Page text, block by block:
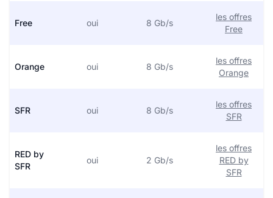
Free oui 8 Gb/s
les offres
Free
Orange oui 8 Gb/s
les offres
Orange
SFR oui 8 Gb/s
les offres
SFR
RED by
SFR
oui 2 Gb/s
les offres
RED by
SFR